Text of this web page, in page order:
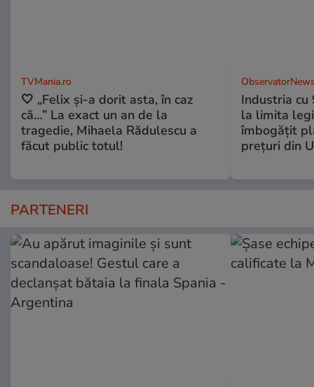
TVMania.ro
🤍 „Felix și-a dorit asta, în caz
că…” La exact un an de la
tragedie, Mihaela Rădulescu a
făcut public totul!
Industria
la limita
îmbogăţit
preţuri din
PARTENERI